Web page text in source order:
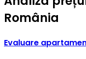
România
Evaluare